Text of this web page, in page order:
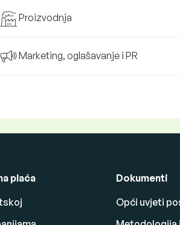
Proizvodnja
Marketing, oglašavanje i PR
plaća
Dokumenti
Opći uvjeti